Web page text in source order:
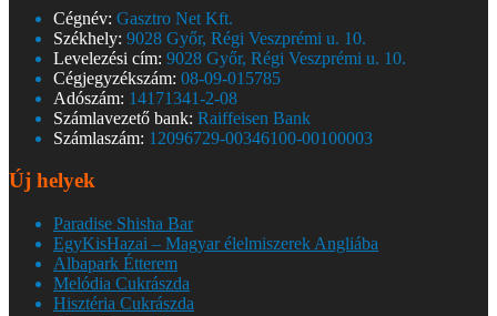
Cégnév: Gasztro Net Kft.
Székhely: 9028 Győr, Régi Veszprémi u. 10.
Levelezési cím: 9028 Győr, Régi Veszprémi u. 10.
Cégjegyzékszám: 08-09-015785
Adószám: 14171341-2-08
Számlavezető bank: Raiffeisen Bank
Számlaszám: 12096729-00346100-00100003
Új helyek
Paradise Shisha Bar
EgyKisHazai – Magyar élelmiszerek Angliába
Albapark Étterem
Melódia Cukrászda
Hisztéria Cukrászda